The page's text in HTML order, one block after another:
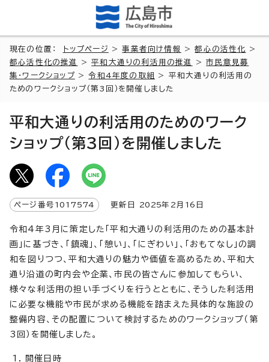
現在の位置： トップページ >事業者向け情報 >都心の活性化
>
都心活性化の推進
>平和大通りの利活用の推進 >市民意見募
集・ワークショップ >令和4年度の取組
> 平和大通りの利活用の
ためのワークショップ（第3回）を開催しました
平和大通りの利活用のためのワーク
ショップ（第3回）を開催しました
ページ番号 1017574 更新日 2025年2月 16 日
令和4年3月に策定した「平和大通りの利活用のための基本計
画」に基づき、「鎮魂」、「憩い」、「にぎわい」、「おもてなし」の調
和を図りつつ、平和大通りの魅力や価値を高めるため、平和大
通り沿道の町内会や企業、市民の皆さんに参加してもらい、
様々な利活用の担い手づくりを行うとともに、そうした利活用
に必要な機能や市民が求める機能を踏まえた具体的な施設の
整備内容、その配置について検討するためのワークショップ（第
3回）を開催しました。
開催日時